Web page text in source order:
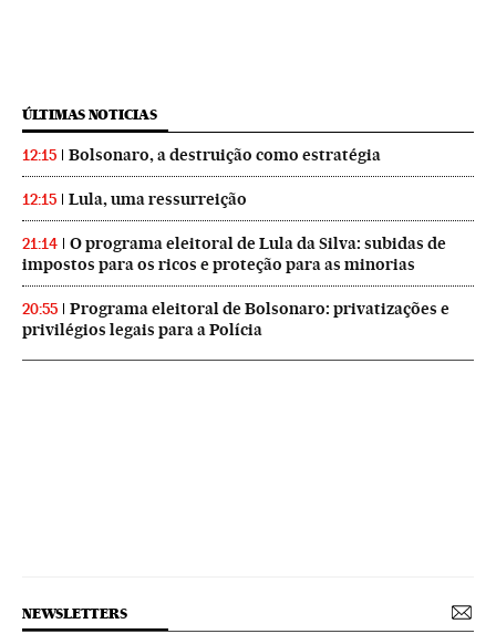
ÚLTIMAS NOTICIAS
12:15 Bolsonaro, a destruição como estratégia
12:15 Lula, uma ressurreição
21:14
O programa eleitoral de Lula da Silva: subidas de
impostos para os ricos e proteção para as minorias
20:55
Programa eleitoral de Bolsonaro: privatizações e
privilégios legais para a Polícia
NEWSLETTERS